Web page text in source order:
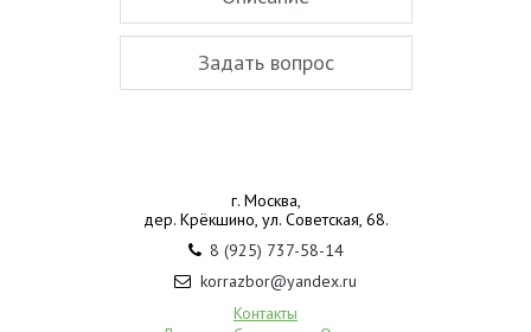
Задать вопрос
г. Москва,
дер. Крёкшино, ул. Советская, 68.
8 (925) 737-58-14
korrazbor@yandex.ru
Контакты